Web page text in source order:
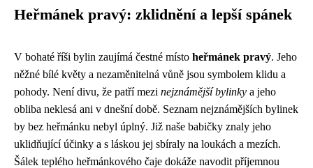
Heřmánek pravý: zklidnění a lepší spánek
V bohaté říši bylin zaujímá čestné místo heřmánek pravý. Jeho
něžné bílé květy a nezaměnitelná vůně jsou symbolem klidu a
pohody. Není divu, že patří mezi nejznámější bylinky a jeho
obliba neklesá ani v dnešní době. Seznam nejznámějších bylinek
by bez heřmánku nebyl úplný. Již naše babičky znaly jeho
uklidňující účinky a s láskou jej sbíraly na loukách a mezích.
Šálek teplého heřmánkového čaje dokáže navodit příjemnou